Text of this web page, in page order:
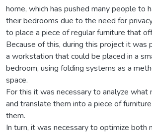
home, which has pushed many people to
their bedrooms due to the need for
to place a piece of regular furniture that
Because of this, during this project it was
a workstation that could be placed in a
bedroom, using folding systems as a
space.
For this it was necessary to analyze what
and translate them into a piece of
them.
In turn, it was necessary to optimize both